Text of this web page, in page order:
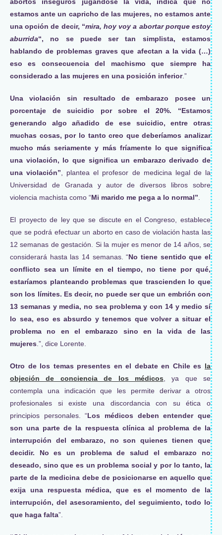
estamos ante un capricho de las mujeres, no estamos ante
una opción de decir, “mira, hoy voy a abortar porque estoy
aburrida“, no se puede ser tan simplista, estamos
hablando de problemas graves que afectan a la vida (…)
eso es consecuencia del machismo que siempre ha
considerado a las mujeres en una posición inferior.”
Una violación sin resultado de embarazo posee un
porcentaje de suicidio por sobre el 20%.
“Estamos
generando algo añadido de ese suicidio, entre otras
muchas cosas, por lo tanto creo que deberíamos analizar
mucho más seriamente y más fríamente lo que significa
una violación, lo que significa un embarazo derivado de
una violación” , plantea el profesor de medicina legal de la
Universidad de Granada y autor de diversos libros sobre
violencia machista como “Mi marido me pega a lo normal”
El proyecto de ley que se discute en el Congreso, establece
que se podrá efectuar un aborto en caso de violación hasta las
12 semanas de gestación. Si la mujer es menor de 14 años, se
considerará hasta las 14 semanas. “No tiene sentido que el
conflicto sea un límite en el tiempo, no tiene por qué,
estaríamos planteando problemas que trascienden lo que
son los límites. Es decir, no puede ser que un embrión con
13 semanas y media, no sea problema y con 14 y medio sí
lo sea, eso es absurdo y tenemos que volver a situar el
problema no en el embarazo sino en la vida de las
mujeres .”, dice Lorente.
Otro de los temas presentes en el debate en Chile es la
objeción de conciencia de los médicos , ya que se
contempla una indicación que les permite derivar a otros
profesionales si existe una discordancia con su ética o
principios personales. “Los médicos deben entender que
son una parte de la respuesta clínica al problema de la
interrupción del embarazo, no son quienes tienen que
decidir. No es un problema de salud el embarazo no
deseado, sino que es un problema social y por lo tanto, la
parte de la medicina debe de posicionarse en aquello que
exija una respuesta médica, que es el momento de la
interrupción, del asesoramiento, del seguimiento, todo lo
que haga falta”.